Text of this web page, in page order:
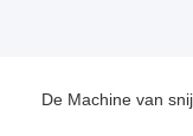
De Machine van